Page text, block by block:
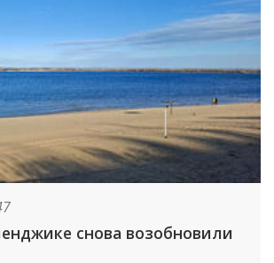
снова возобновили